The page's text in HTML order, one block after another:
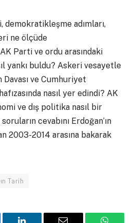
adımları,
ne ölçüde
Parti ve ordu arasındaki
yankı buldu? Askeri vesayetle
ve Cumhuriyet
nasıl yer edindi? AK
ve dış politika nasıl bir
cevabını Erdoğan’ın
2003-2014 arasına bakarak
Tarih